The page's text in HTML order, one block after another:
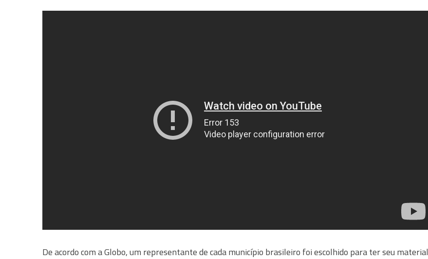
De acordo com a Globo, um representante de cada município brasileiro foi escolhido para ter seu material